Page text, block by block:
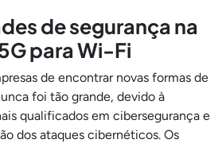
de segurança na
para Wi-Fi
de encontrar novas formas de
foi tão grande, devido à
qualificados em cibersegurança e
dos ataques cibernéticos. Os